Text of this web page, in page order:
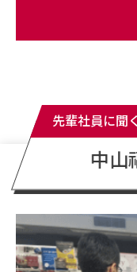
先輩社員に聞く
中山